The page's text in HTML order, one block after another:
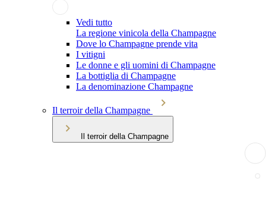
Vedi tutto
La regione vinicola della Champagne
Dove lo Champagne prende vita
I vitigni
Le donne e gli uomini di Champagne
La bottiglia di Champagne
La denominazione Champagne
Il terroir della Champagne
Il terroir della Champagne